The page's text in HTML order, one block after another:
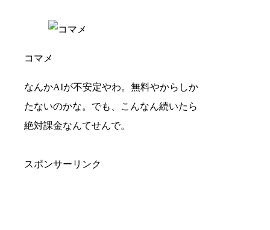
コマメ
なんかAIが不安定やわ。無料やからしか
たないのかな。でも、こんなん続いたら
絶対課金なんてせんで。
スポンサーリンク